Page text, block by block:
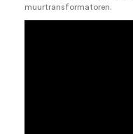
muurtransformatoren.